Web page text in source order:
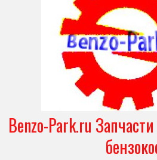
Benzo-Park.ru